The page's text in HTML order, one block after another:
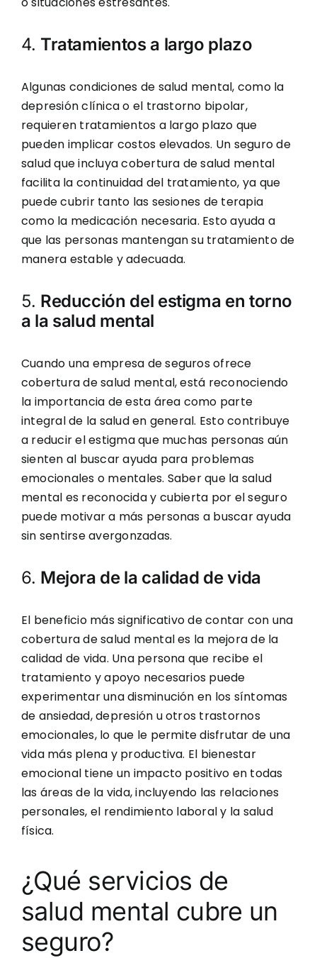
4. Tratamientos a largo plazo
Algunas condiciones de salud mental, como la
depresión clínica o el trastorno bipolar,
requieren tratamientos a largo plazo que
pueden implicar costos elevados. Un seguro de
salud que incluya cobertura de salud mental
facilita la continuidad del tratamiento, ya que
puede cubrir tanto las sesiones de terapia
como la medicación necesaria. Esto ayuda a
que las personas mantengan su tratamiento de
manera estable y adecuada.
5. Reducción del estigma en torno
a la salud mental
Cuando una empresa de seguros ofrece
cobertura de salud mental, está reconociendo
la importancia de esta área como parte
integral de la salud en general. Esto contribuye
a reducir el estigma que muchas personas aún
sienten al buscar ayuda para problemas
emocionales o mentales. Saber que la salud
mental es reconocida y cubierta por el seguro
puede motivar a más personas a buscar ayuda
sin sentirse avergonzadas.
6. Mejora de la calidad de vida
El beneficio más significativo de contar con una
cobertura de salud mental es la mejora de la
calidad de vida. Una persona que recibe el
tratamiento y apoyo necesarios puede
experimentar una disminución en los síntomas
de ansiedad, depresión u otros trastornos
emocionales, lo que le permite disfrutar de una
vida más plena y productiva. El bienestar
emocional tiene un impacto positivo en todas
las áreas de la vida, incluyendo las relaciones
personales, el rendimiento laboral y la salud
física.
¿Qué servicios de
salud mental cubre un
seguro?